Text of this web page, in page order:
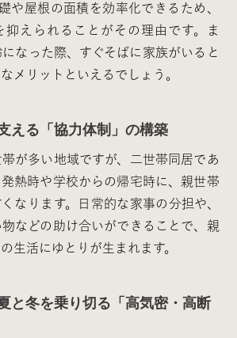
や屋根の面積を効率化できるため、
抑えられることがその理由です。ま
なった際、すぐそばに家族がいると
メリットといえるでしょう。
える「協力体制」の構築
が多い地域ですが、二世帯同居であ
熱時や学校からの帰宅時に、親世帯
なります。日常的な家事の分担や、
などの助け合いができることで、親
生活にゆとりが生まれます。
と冬を乗り切る「高気密・高断